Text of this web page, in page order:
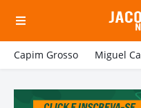
Capim Grosso Miguel